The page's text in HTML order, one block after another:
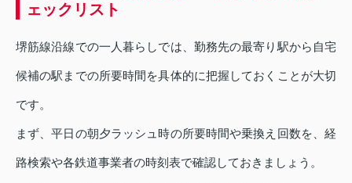
ェックリスト
堺筋線沿線での一人暮らしでは、勤務先の最寄り駅から自宅
候補の駅までの所要時間を具体的に把握しておくことが大切
です。
まず、平日の朝夕ラッシュ時の所要時間や乗換え回数を、経
路検索や各鉄道事業者の時刻表で確認しておきましょう。